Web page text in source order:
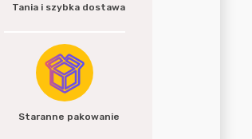
Tania i szybka dostawa
Staranne pakowanie